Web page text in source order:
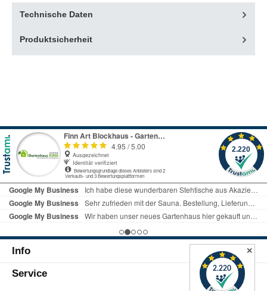
Technische Daten
Produktsicherheit
Info
Service
✕